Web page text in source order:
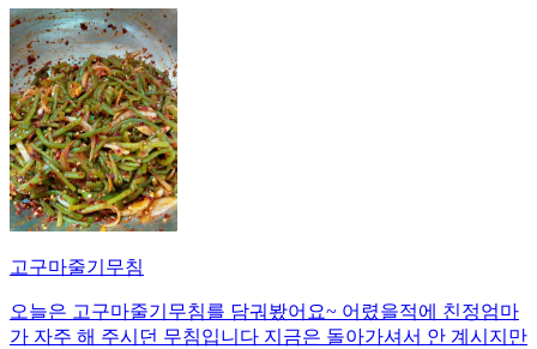
고구마줄기무침
오늘은 고구마줄기무침를 담궈봤어요~ 어렸을적에 친정엄마
가 자주 해 주시던 무침입니다 지금은 돌아가셔서 안 계시지만